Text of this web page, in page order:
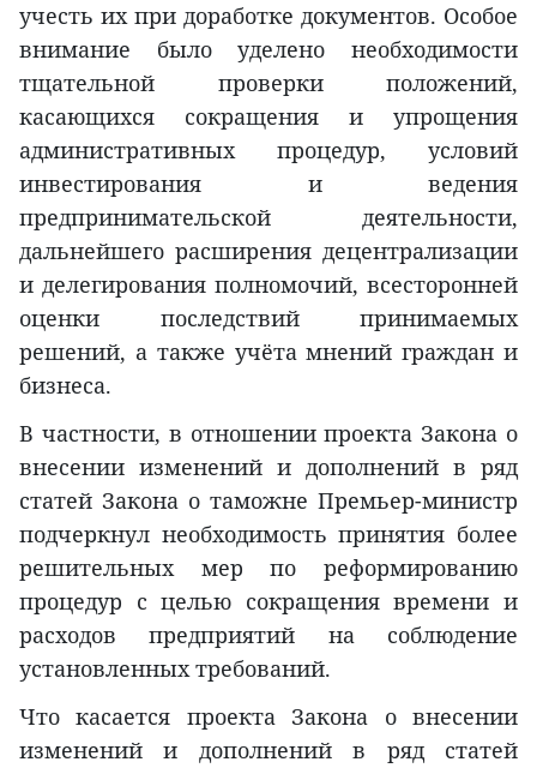
учесть их при доработке документов. Особое
внимание было уделено необходимости
тщательной проверки положений,
касающихся сокращения и упрощения
административных процедур, условий
инвестирования и ведения
предпринимательской деятельности,
дальнейшего расширения децентрализации
и делегирования полномочий, всесторонней
оценки последствий принимаемых
решений, а также учёта мнений граждан и
бизнеса.
В частности, в отношении проекта Закона о
внесении изменений и дополнений в ряд
статей Закона о таможне Премьер-министр
подчеркнул необходимость принятия более
решительных мер по реформированию
процедур с целью сокращения времени и
расходов предприятий на соблюдение
установленных требований.
Что касается проекта Закона о внесении
изменений и дополнений в ряд статей